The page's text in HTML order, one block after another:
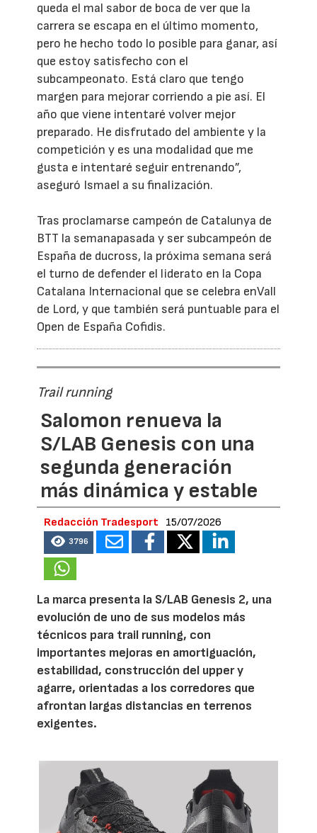
queda el mal sabor de boca de ver que la
carrera se escapa en el último momento,
pero he hecho todo lo posible para ganar, así
que estoy satisfecho con el
subcampeonato. Está claro que tengo
margen para mejorar corriendo a pie así. El
año que viene intentaré volver mejor
preparado. He disfrutado del ambiente y la
competición y es una modalidad que me
gusta e intentaré seguir entrenando”,
aseguró Ismael a su finalización.
Tras proclamarse campeón de Catalunya de
BTT la semanapasada y ser subcampeón de
España de ducross, la próxima semana será
el turno de defender el liderato en la Copa
Catalana Internacional que se celebra enVall
de Lord, y que también será puntuable para el
Open de España Cofidis.
Trail running
Salomon renueva la
S/LAB Genesis con una
segunda generación
más dinámica y estable
Redacción Tradesport 15/07/2026
3796
La marca presenta la S/LAB Genesis 2, una
evolución de uno de sus modelos más
técnicos para trail running, con
importantes mejoras en amortiguación,
estabilidad, construcción del upper y
agarre, orientadas a los corredores que
afrontan largas distancias en terrenos
exigentes.